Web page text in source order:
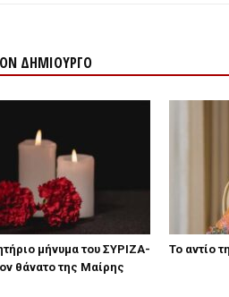
ΔΗΜΙΟΥΡΓΟ
μήνυμα του ΣΥΡΙΖΑ-
θάνατο της Μαίρης
Το αντίο